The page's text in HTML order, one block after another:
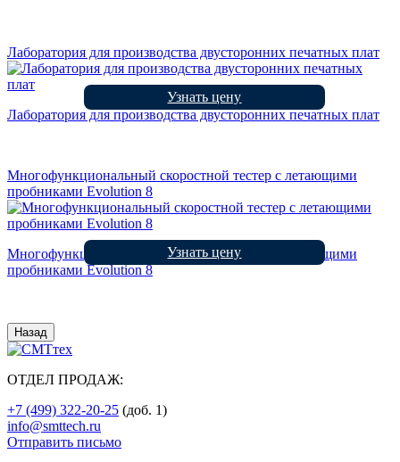
Лаборатория для производства двусторонних печатных плат
Лаборатория для производства двусторонних печатных плат
Узнать цену
Многофункциональный скоростной тестер с летающими
пробниками Evolution 8
Многофункциональный скоростной тестер с летающими
пробниками Evolution 8
Узнать цену
Назад
ОТДЕЛ ПРОДАЖ:
+7 (499) 322-20-25 (доб. 1)
info@smttech.ru
Отправить письмо